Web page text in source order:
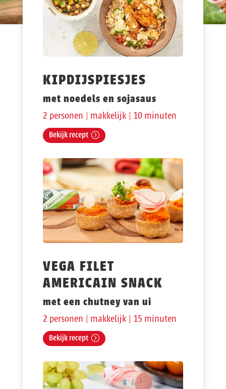
KIPDIJSPIESJES
met noedels en sojasaus
2 personen | makkelijk | 10 minuten
Bekijk recept
VEGA FILET
AMERICAIN SNACK
met een chutney van ui
2 personen | makkelijk | 15 minuten
Bekijk recept